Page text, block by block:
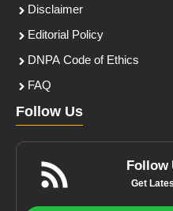
Disclaimer
Editorial Policy
DNPA Code of Ethics
FAQ
Follow Us
Follow
Get